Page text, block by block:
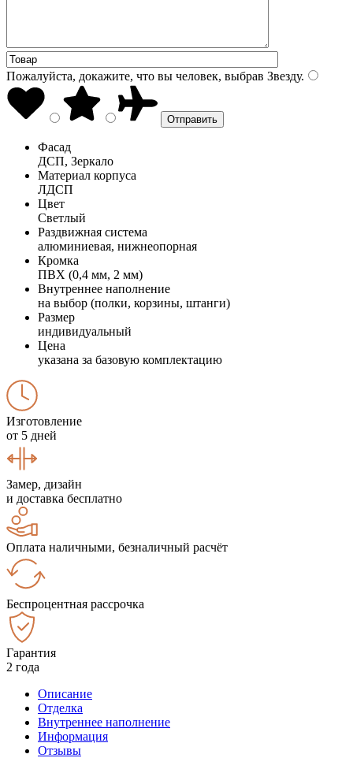
Пожалуйста, докажите, что вы человек, выбрав Звезду.
Фасад
ДСП, Зеркало
Материал корпуса
ЛДСП
Цвет
Светлый
Раздвижная система
алюминиевая, нижнеопорная
Кромка
ПВХ (0,4 мм, 2 мм)
Внутреннее наполнение
на выбор (полки, корзины, штанги)
Размер
индивидуальный
Цена
указана за базовую комплектацию
Изготовление
от 5 дней
Замер, дизайн
и доставка бесплатно
Оплата наличными, безналичный расчёт
Беспроцентная рассрочка
Гарантия
2 года
Описание
Отделка
Внутреннее наполнение
Информация
Отзывы